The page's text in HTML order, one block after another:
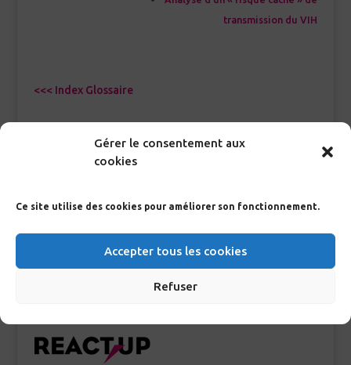
Gérer le consentement aux
cookies
Ce site utilise des cookies pour améliorer son fonctionnement.
Accepter tous les cookies
Refuser
transmission du VIH
<<< Index Glossaire